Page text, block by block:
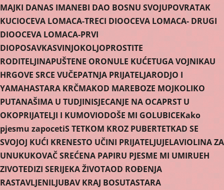
MAJKI DANAS IMANEBI DAO BOSNU SVOJUPOVRATAK
KUCIOCEVA LOMACA-TRECI DIOOCEVA LOMACA- DRUGI
DIOOCEVA LOMACA-PRVI
DIOPOSAVKASVINJOKOLJOPROSTITE
RODITELJINAPUŠTENE ORONULE KUĆETUGA VOJNIKAU
HRGOVE SRCE VUČEPATNJA PRIJATELJARODJO I
YAMAHASTARA KRČMAKOD MAREBOZE MOJKOLIKO
PUTANAŠIMA U TUDJINISJECANJE NA OCAPRST U
OKOPRIJATELJI I KUMOVIODOŠE MI GOLUBICEKako
pjesmu zapocetiS TETKOM KROZ PUBERTETKAD SE
SVOJOJ KUĆI KRENESTO UČINI PRIJATELJUJELAVIOLINA ZA
UNUKUKOVAČ SREĆENA PAPIRU PJESME MI UMIRUEH
ZIVOTEDIZI SERIJEKA ŽIVOTAOD ROÐENJA
RASTAVLJENILJUBAV KRAJ BOSUTASTARA